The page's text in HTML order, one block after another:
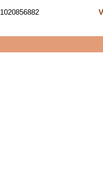
1020856882